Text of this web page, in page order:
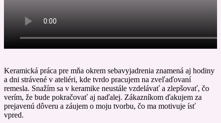
Keramická práca pre mňa okrem sebavyjadrenia znamená aj hodiny
a dni strávené v ateliéri, kde tvrdo pracujem na zveľaďovaní
remesla. Snažím sa v keramike neustále vzdelávať a zlepšovať, čo
verím, že bude pokračovať aj naďalej. Zákazníkom ďakujem za
prejavenú dôveru a záujem o moju tvorbu, čo ma motivuje ísť
vpred.